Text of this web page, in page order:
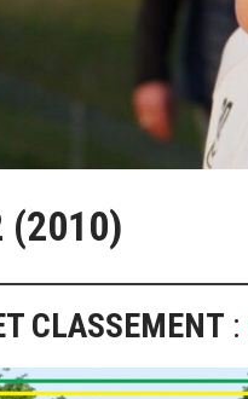
(2010)
CLASSEMENT :